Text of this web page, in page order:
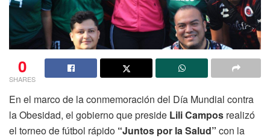
0
SHARES
En el marco de la conmemoración del Día Mundial contra
la Obesidad, el gobierno que preside Lili Campos realizó
el torneo de fútbol rápido “Juntos por la Salud” con la